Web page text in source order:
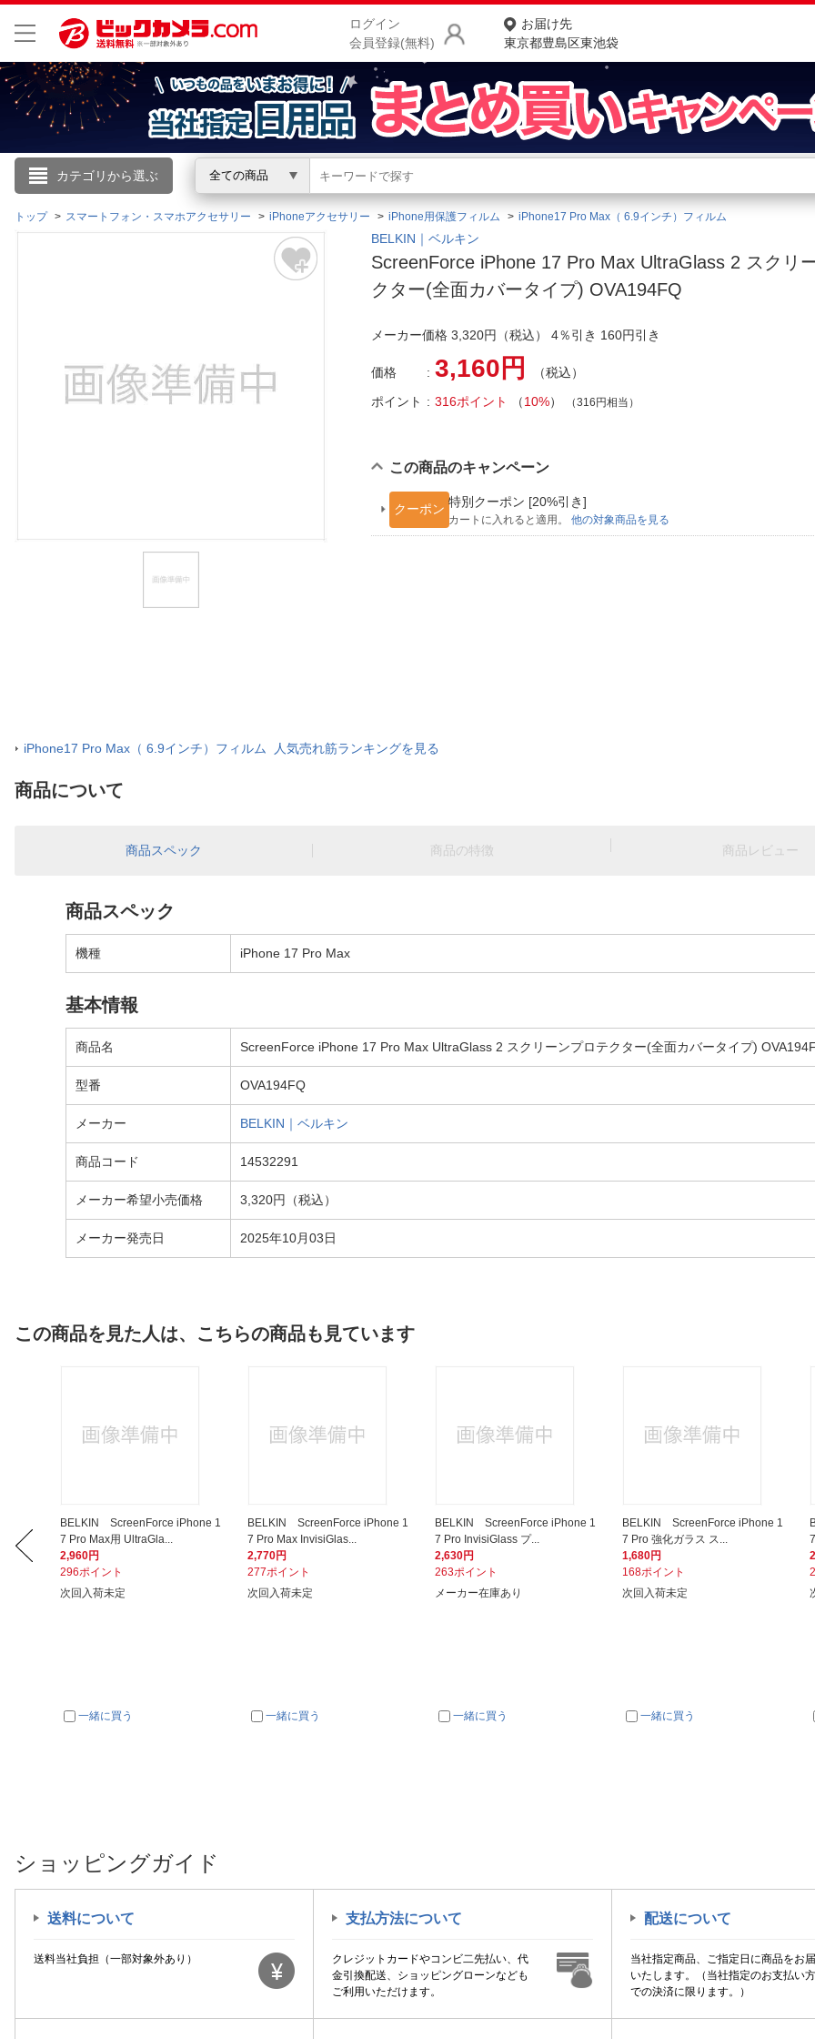
ログイン
会員登録(無料)
お届け先
東京都豊島区東池袋
カテゴリから選ぶ 全ての商品
こんにちは
ログイン
閲覧履歴
商品をさがす
ランキングからさがす
カテゴリ一覧からさがす
お客様サポート
ご利用ガイド
トップ スマートフォン・スマホアクセサリー iPhoneアクセサリー iPhone用保護フィルム iPhone17 Pro Max（ 6.9インチ）フィルム
BELKIN｜ベルキン
ScreenForce iPhone 17 Pro Max UltraGlass 2 スクリ
クター(全面カバータイプ) OVA194FQ
メーカー価格 3,320円（税込） 4％引き 160円引き
価格 3,160円
（税込）
ポイント
316ポイント （10%） （316円相当）
この商品のキャンペーン
クーポン
特別クーポン [20%引き]
カートに入れると適用。他の対象商品を見る
iPhone17 Pro Max（ 6.9インチ）フィルム 人気売れ筋ランキングを見る
商品について
商品スペック 商品の特徴 商品レビュー
商品スペック
機種 iPhone 17 Pro Max
基本情報
商品名 ScreenForce iPhone 17 Pro Max UltraGlass 2 スクリーンプロテクター(全面カバータイプ)
型番 OVA194FQ
メーカー BELKIN｜ベルキン
商品コード 14532291
メーカー希望小売価格 3,320円（税込）
メーカー発売日 2025年10月03日
この商品を見た人は、こちらの商品も見ています
BELKIN ScreenForce iPhone 1
7 Pro Max用 UltraGla...
2,960円
296ポイント
次回入荷未定
一緒に買う
BELKIN ScreenForce iPhone 1
7 Pro Max InvisiGlas...
2,770円
277ポイント
次回入荷未定
一緒に買う
BELKIN ScreenForce iPhone 1
7 Pro InvisiGlass プ...
2,630円
263ポイント
メーカー在庫あり
一緒に買う
BELKIN ScreenForce iPhone 1
7 Pro 強化ガラス ス...
1,680円
168ポイント
次回入荷未定
一緒に買う
ショッピングガイド
送料について
送料当社負担（一部対象外あり）
支払方法について
クレジットカードやコンビ二先払い、代
金引換配送、ショッピングローンなども
ご利用いただけます。
配送について
当社指定商品、ご指定日に商品をお
いたします。（当社指定のお支払い
での決済に限ります。）